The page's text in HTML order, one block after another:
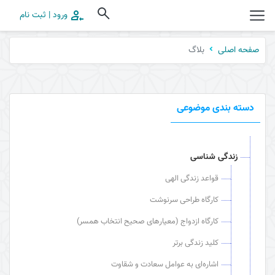
ورود | ثبت نام
صفحه اصلی بلاگ
دسته بندی موضوعی
زندگی شناسی
قواعد زندگی الهی
کارگاه طراحی سرنوشت
کارگاه ازدواج (معیارهای صحیح انتخاب همسر)
کلید زندگی برتر
اشاره‌ای به عوامل سعادت و شقاوت